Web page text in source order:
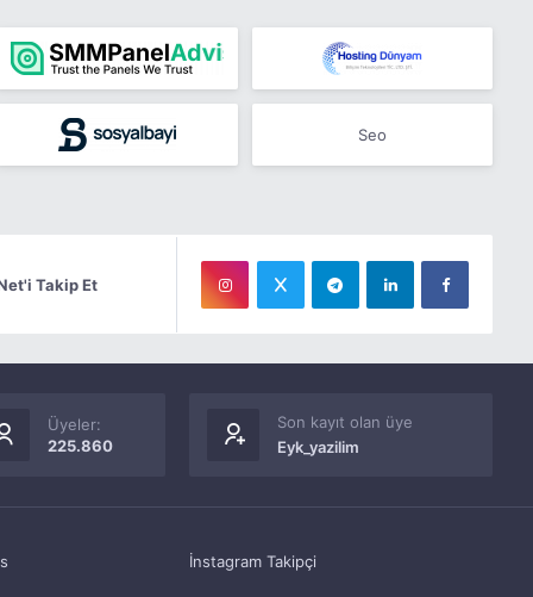
Seo
Takip Et
Üyeler:
225.860
Son kayıt olan üye
Eyk_yazilim
İnstagram Takipçi